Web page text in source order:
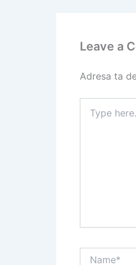
Leave a
Adresa ta
here..